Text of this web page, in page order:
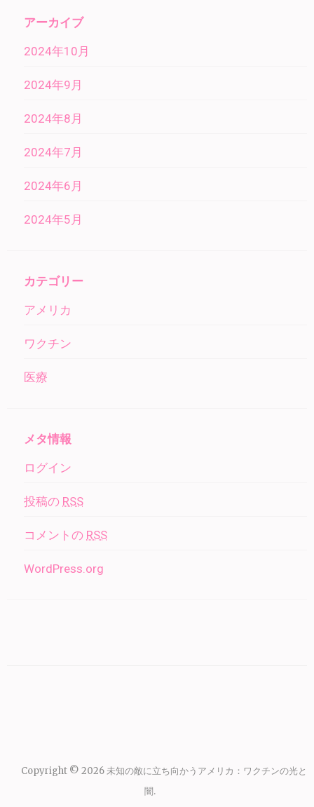
アーカイブ
2024年10月
2024年9月
2024年8月
2024年7月
2024年6月
2024年5月
カテゴリー
アメリカ
ワクチン
医療
メタ情報
ログイン
投稿の RSS
コメントの RSS
WordPress.org
Copyright © 2026未知の敵に立ち向かうアメリカ：ワクチンの光と
闇.